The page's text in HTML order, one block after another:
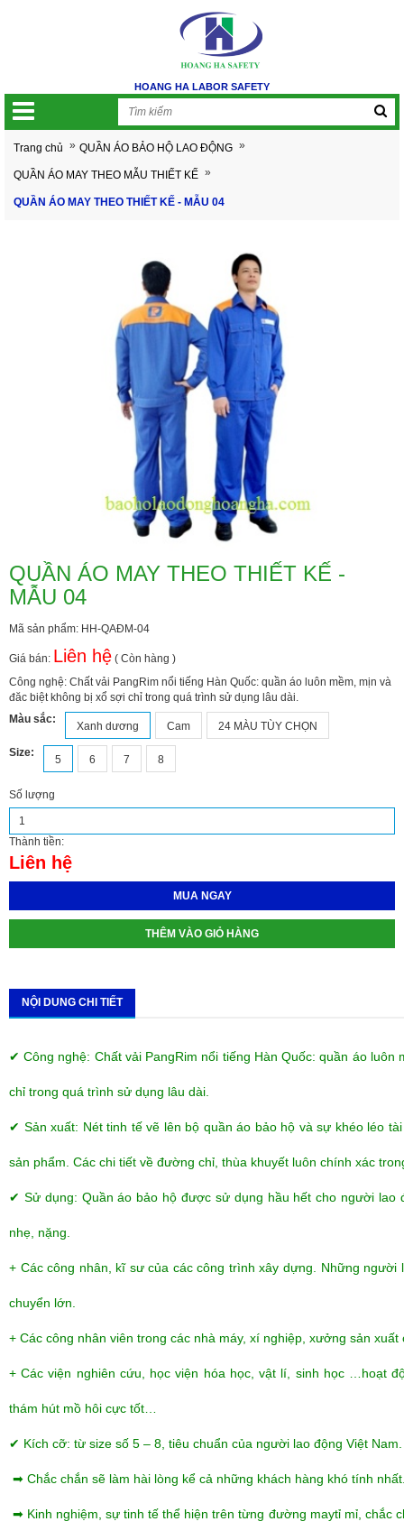
HOANG HA LABOR SAFETY
Trang chủ » QUẦN ÁO BẢO HỘ LAO ĐỘNG »
QUẦN ÁO MAY THEO MẪU THIẾT KẾ »
QUẦN ÁO MAY THEO THIẾT KẾ - MẪU 04
QUẦN ÁO MAY THEO THIẾT KẾ -
MẪU 04
Mã sản phẩm: HH-QAĐM-04
Giá bán: Liên hệ ( Còn hàng )
Công nghệ: Chất vải PangRim nổi tiếng Hàn Quốc: quần áo luôn mềm, mịn và
đăc biệt không bị xổ sợi chỉ trong quá trình sử dụng lâu dài.
Màu sắc:
Xanh dương Cam 24 MÀU TÙY CHỌN
Size:
5 6 7 8
Số lượng
Thành tiền:
Liên hệ
MUA NGAY
THÊM VÀO GIỎ HÀNG
NỘI DUNG CHI TIẾT
✔ Công nghệ: Chất vải PangRim nổi tiếng Hàn Quốc: quần áo luôn
chỉ trong quá trình sử dụng lâu dài.
✔ Sản xuất: Nét tinh tế vẽ lên bộ quần áo bảo hộ và sự khéo léo
sản phẩm. Các chi tiết về đường chỉ, thùa khuyết luôn chính xác
✔ Sử dụng: Quần áo bảo hộ được sử dụng hầu hết cho người lao
nhẹ, nặng.
+ Các công nhân, kĩ sư của các công trình xây dựng. Những người
chuyển lớn.
+ Các công nhân viên trong các nhà máy, xí nghiệp, xưởng sản
+ Các viện nghiên cứu, học viện hóa học, vật lí, sinh học …hoạt
thám hút mồ hôi cực tốt…
✔ Kích cỡ: từ size số 5 – 8, tiêu chuẩn của người lao động Việt Nam.
➡ Chắc chắn sẽ làm hài lòng kể cả những khách hàng khó tính
➡ Kinh nghiệm, sự tinh tế thể hiện trên từng đường maytỉ mỉ, chắc